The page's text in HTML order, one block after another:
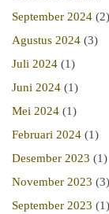
September 2024 (2)
Agustus 2024 (3)
Juli 2024 (1)
Juni 2024 (1)
Mei 2024 (1)
Februari 2024 (1)
Desember 2023 (1)
November 2023 (3)
September 2023 (1)